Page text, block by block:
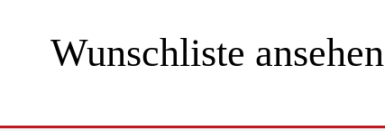
Wunschliste ansehen